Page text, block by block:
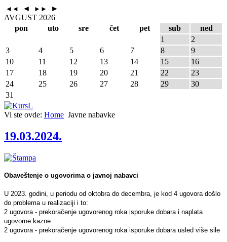
◄◄ ◄ ►►
►
AVGUST 2026
pon
uto sre čet pet sub
ned
1
2
3
4 5 6 7 8
9
10
11 12 13 14 15
16
17
18 19 20 21 22
23
24
25 26 27 28 29
30
31
Vi ste ovde: Home Javne nabavke
19.03.2024.
Obaveštenje o ugovorima o javnoj nabavci
U 2023. godini, u periodu od oktobra do decembra, je kod 4 ugovora došlo
do problema u realizaciji i to:
2 ugovora - prekoračenje ugovorenog roka isporuke dobara i naplata
ugovorne kazne
2 ugovora - prekoračenje ugovorenog roka isporuke dobara usled više sile